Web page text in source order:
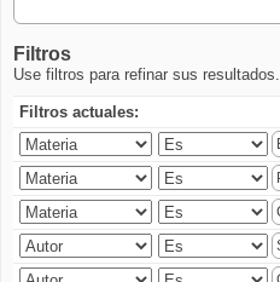
Filtros
Use filtros para refinar sus resultados.
Filtros actuales: